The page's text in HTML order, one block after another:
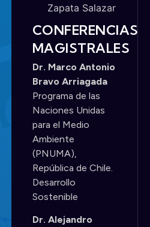
Zapata Salazar
CONFERENCIAS
MAGISTRALES
Dr. Marco Antonio
Bravo Arriagada
Programa de las
Naciones Unidas
para el Medio
Ambiente
(PNUMA),
República de Chile.
Desarrollo
Sostenible
Dr. Alejandro